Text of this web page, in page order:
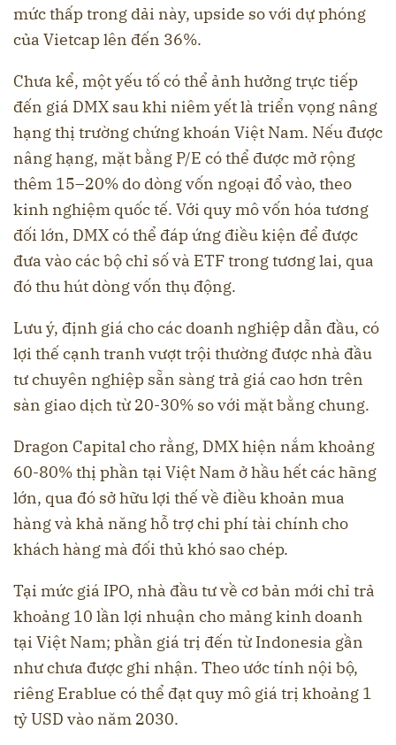
mức thấp trong dải này, upside so với dự phóng
của Vietcap lên đến 36%.
Chưa kể, một yếu tố có thể ảnh hưởng trực tiếp
đến giá DMX sau khi niêm yết là triển vọng nâng
hạng thị trường chứng khoán Việt Nam. Nếu được
nâng hạng, mặt bằng P/E có thể được mở rộng
thêm 15–20% do dòng vốn ngoại đổ vào, theo
kinh nghiệm quốc tế. Với quy mô vốn hóa tương
đối lớn, DMX có thể đáp ứng điều kiện để được
đưa vào các bộ chỉ số và ETF trong tương lai, qua
đó thu hút dòng vốn thụ động.
Lưu ý, định giá cho các doanh nghiệp dẫn đầu, có
lợi thế cạnh tranh vượt trội thường được nhà đầu
tư chuyên nghiệp sẵn sàng trả giá cao hơn trên
sàn giao dịch từ 20-30% so với mặt bằng chung.
Dragon Capital cho rằng, DMX hiện nắm khoảng
60-80% thị phần tại Việt Nam ở hầu hết các hãng
lớn, qua đó sở hữu lợi thế về điều khoản mua
hàng và khả năng hỗ trợ chi phí tài chính cho
khách hàng mà đối thủ khó sao chép.
Tại mức giá IPO, nhà đầu tư về cơ bản mới chỉ trả
khoảng 10 lần lợi nhuận cho mảng kinh doanh
tại Việt Nam; phần giá trị đến từ Indonesia gần
như chưa được ghi nhận. Theo ước tính nội bộ,
riêng Erablue có thể đạt quy mô giá trị khoảng 1
tỷ USD vào năm 2030.